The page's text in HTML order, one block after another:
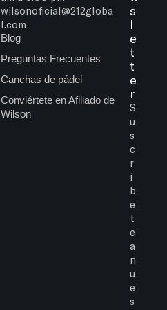
wilsonoficial@212globa
l.com
Blog
Preguntas Frecuentes
Canchas de pádel
Conviértete en Afiliado de
Wilson
s
l
e
t
t
e
r
S
u
s
c
r
í
b
e
t
e
a
n
u
e
s